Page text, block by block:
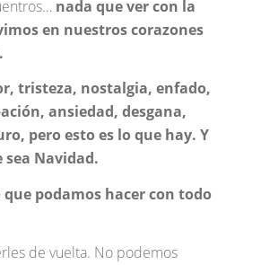
nada que ver con la
en nuestros corazones
tristeza, nostalgia, enfado,
ansiedad, desgana,
pero esto es lo que hay. Y
sea Navidad.
que podamos hacer con todo
de vuelta. No podemos